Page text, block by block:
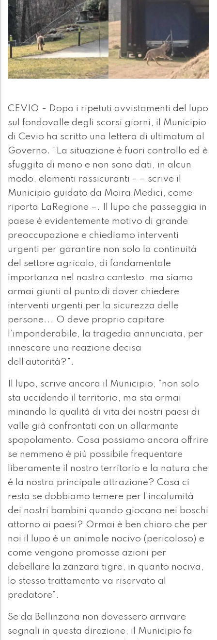
CEVIO - Dopo i ripetuti avvistamenti del lupo
sul fondovalle degli scorsi giorni, il Municipio
di Cevio ha scritto una lettera di ultimatum al
Governo. “La situazione è fuori controllo ed è
sfuggita di mano e non sono dati, in alcun
modo, elementi rassicuranti - – scrive il
Municipio guidato da Moira Medici, come
riporta LaRegione –. Il lupo che passeggia in
paese è evidentemente motivo di grande
preoccupazione e chiediamo interventi
urgenti per garantire non solo la continuità
del settore agricolo, di fondamentale
importanza nel nostro contesto, ma siamo
ormai giunti al punto di dover chiedere
interventi urgenti per la sicurezza delle
persone... O deve proprio capitare
l’imponderabile, la tragedia annunciata, per
innescare una reazione decisa
dell’autorità?".
Il lupo, scrive ancora il Municipio, “non solo
sta uccidendo il territorio, ma sta ormai
minando la qualità di vita dei nostri paesi di
valle già confrontati con un allarmante
spopolamento. Cosa possiamo ancora offrire
se nemmeno è più possibile frequentare
liberamente il nostro territorio e la natura che
è la nostra principale attrazione? Cosa ci
resta se dobbiamo temere per l’incolumità
dei nostri bambini quando giocano nei boschi
attorno ai paesi? Ormai è ben chiaro che per
noi il lupo è un animale nocivo (pericoloso) e
come vengono promosse azioni per
debellare la zanzara tigre, in quanto nociva,
lo stesso trattamento va riservato al
predatore”.
Se da Bellinzona non dovessero arrivare
segnali in questa direzione, il Municipio fa